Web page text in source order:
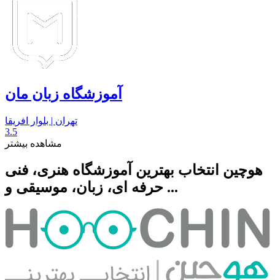
آموزشگاه زبان مان
تهران | بلوار افریقا
3.5
مشاهده بیشتر
هوچین انتخاب بهترین آموزشگاه هنری، فنی
حرفه ای، زبان، موسیقی و ...